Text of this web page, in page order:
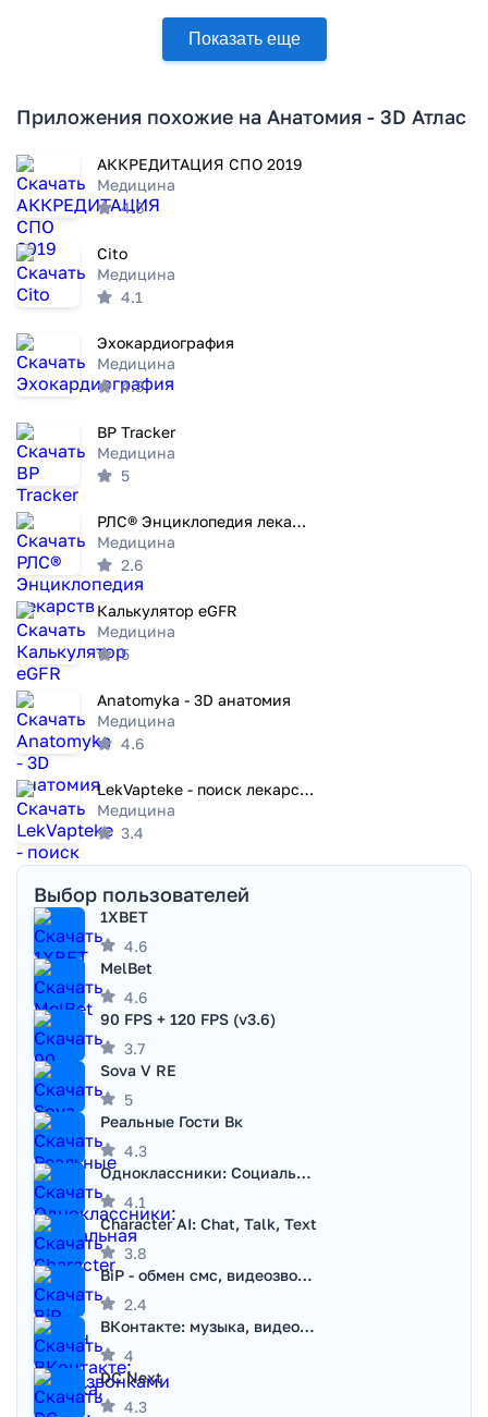
Показать еще
Приложения похожие на Анатомия - 3D Атлас
АККРЕДИТАЦИЯ СПО 2019
Медицина
4.6
Cito
Медицина
4.1
Эхокардиография
Медицина
4.3
BP Tracker
Медицина
5
РЛС® Энциклопедия лекарств
Медицина
2.6
Калькулятор eGFR
Медицина
5
Anatomyka - 3D анатомия
Медицина
4.6
LekVapteke - поиск лекарств
Медицина
3.4
Выбор пользователей
1XBET
4.6
MelBet
4.6
90 FPS + 120 FPS (v3.6)
3.7
Sova V RE
5
Реальные Гости Вк
4.3
Одноклассники: Социальная сеть
4.1
Character AI: Chat, Talk, Text
3.8
BiP - обмен смс, видеозвонками
2.4
ВКонтакте: музыка, видео, чат
4
DC Next
4.3